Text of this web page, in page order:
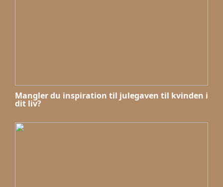
Mangler du inspiration til julegaven til kvinden i
dit liv?